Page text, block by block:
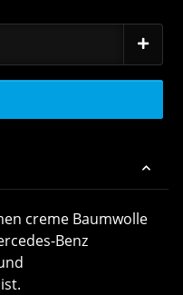
creme Baumwolle
Benz